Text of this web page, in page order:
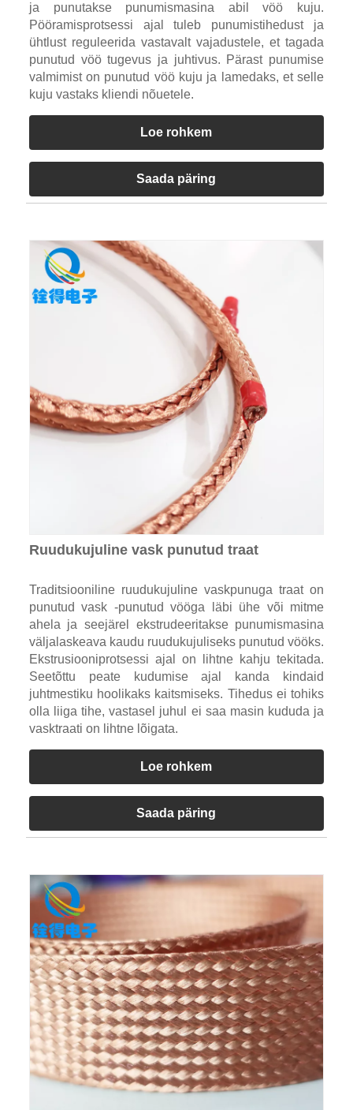
ja punutakse punumismasina abil vöö kuju.
Pööramisprotsessi ajal tuleb punumistihedust ja
ühtlust reguleerida vastavalt vajadustele, et tagada
punutud vöö tugevus ja juhtivus. Pärast punumise
valmimist on punutud vöö kuju ja lamedaks, et selle
kuju vastaks kliendi nõuetele.
Loe rohkem
Saada päring
Ruudukujuline vask punutud traat
Traditsiooniline ruudukujuline vaskpunuga traat on
punutud vask -punutud vööga läbi ühe või mitme
ahela ja seejärel ekstrudeeritakse punumismasina
väljalaskeava kaudu ruudukujuliseks punutud vööks.
Ekstrusiooniprotsessi ajal on lihtne kahju tekitada.
Seetõttu peate kudumise ajal kanda kindaid
juhtmestiku hoolikaks kaitsmiseks. Tihedus ei tohiks
olla liiga tihe, vastasel juhul ei saa masin kududa ja
vasktraati on lihtne lõigata.
Loe rohkem
Saada päring